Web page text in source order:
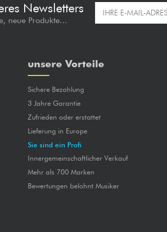
Newsletters
neue Produkte...
unsere Vorteile
Sichere Bezahlung
3 Jahre Garantie
Zufrieden oder erstattet
Lieferung in Europe
Sie sind ein Profi
Innergemeinschaftlicher Verkauf
Mehr als 700 Marken
Bewertungen belohnt Musiker